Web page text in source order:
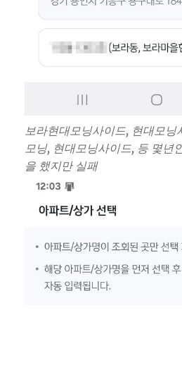
보라현대모닝사이드, 현대모닝
모닝, 현대모닝사이드, 등 몇년
을 했지만 실패